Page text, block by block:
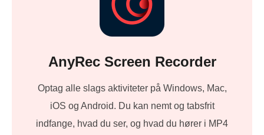
AnyRec Screen Recorder
Optag alle slags aktiviteter på Windows, Mac,
iOS og Android. Du kan nemt og tabsfrit
indfange, hvad du ser, og hvad du hører i MP4